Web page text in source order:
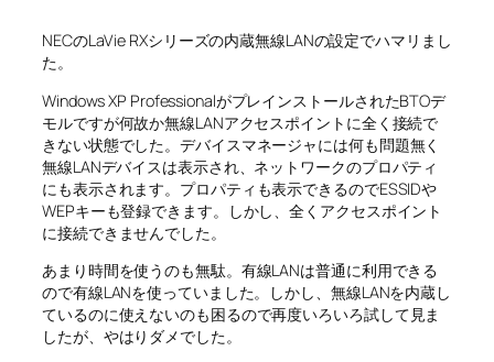
NECのLaVie RXシリーズの内蔵無線LANの設定でハマリまし
た。
Windows XP ProfessionalがプレインストールされたBTOデ
モルですが何故か無線LANアクセスポイントに全く接続で
きない状態でした。デバイスマネージャには何も問題無く
無線LANデバイスは表示され、ネットワークのプロパティ
にも表示されます。プロパティも表示できるのでESSIDや
WEPキーも登録できます。しかし、全くアクセスポイント
に接続できませんでした。
あまり時間を使うのも無駄。有線LANは普通に利用できる
ので有線LANを使っていました。しかし、無線LANを内蔵し
ているのに使えないのも困るので再度いろいろ試して見ま
したが、やはりダメでした。